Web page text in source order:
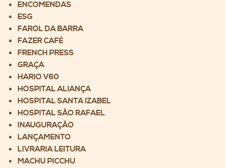
ENCOMENDAS
ESG
FAROL DA BARRA
FAZER CAFÉ
FRENCH PRESS
GRAÇA
HARIO V60
HOSPITAL ALIANÇA
HOSPITAL SANTA IZABEL
HOSPITAL SÃO RAFAEL
INAUGURAÇÃO
LANÇAMENTO
LIVRARIA LEITURA
MACHU PICCHU